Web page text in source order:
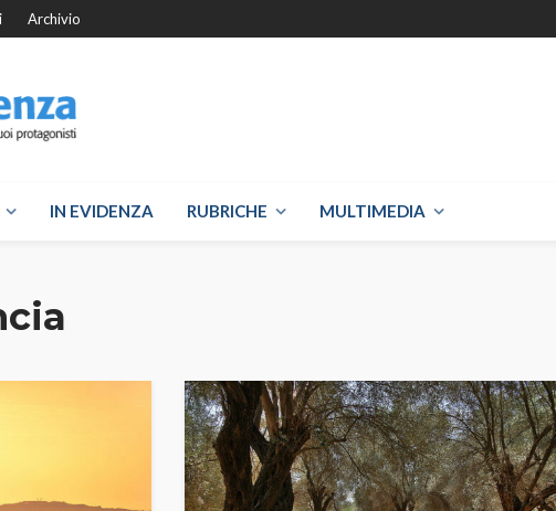
Archivio
IN EVIDENZA RUBRICHE MULTIMEDIA